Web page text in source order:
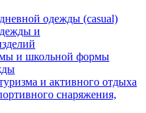
одежды (casual)
и
и школьной формы
и активного отдыха
снаряжения,